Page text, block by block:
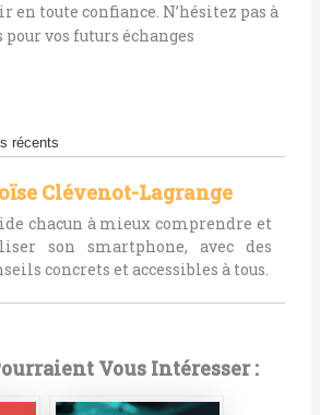
en toute confiance. N’hésitez pas à
vos futurs échanges
récents
Clévenot-Lagrange
chacun à mieux comprendre et
son smartphone, avec des
concrets et accessibles à tous.
Vous Intéresser :